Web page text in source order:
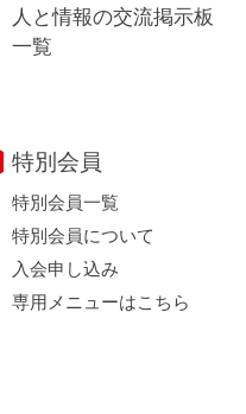
人と情報の交流掲示板
一覧
特別会員
特別会員一覧
特別会員について
入会申し込み
専用メニューはこちら